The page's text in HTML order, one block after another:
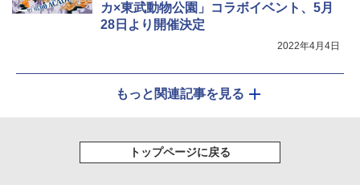
カ×東武動物公園」コラボイベント、5月
28日より開催決定
2022年4月4日
もっと関連記事を見る
トップページに戻る